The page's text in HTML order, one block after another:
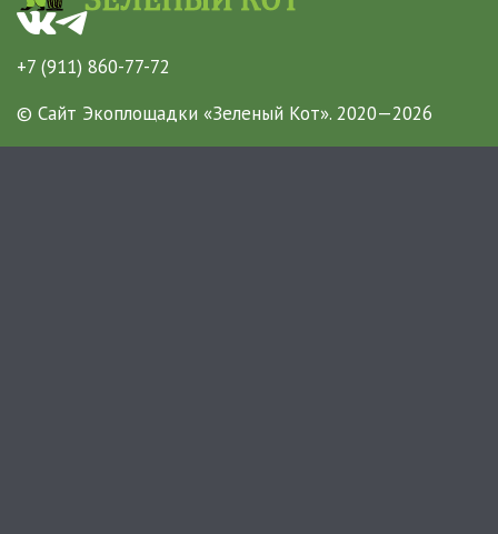
+7 (911) 860-77-72
© Сайт Экоплощадки «Зеленый Кот». 2020—2026